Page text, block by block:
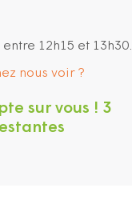
12h15 et 13h30.
nous voir ?
sur vous ! 3